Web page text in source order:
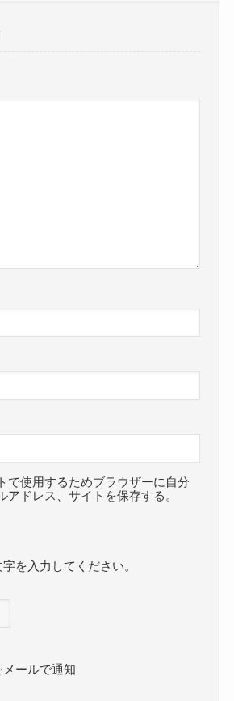
で使用するためブラウザーに自分
アドレス、サイトを保存する。
字を入力してください。
ールで通知